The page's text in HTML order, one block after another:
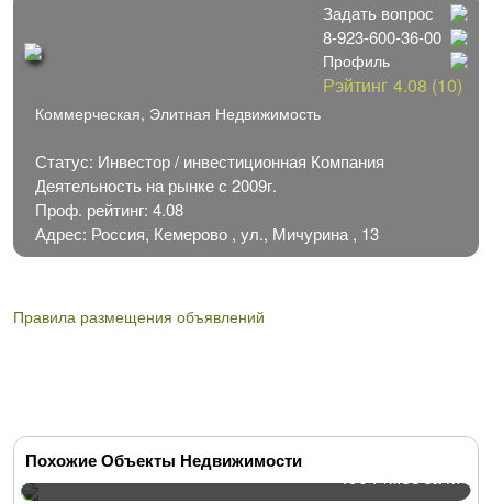
Задать вопрос
8-923-600-36-00
Профиль
Рэйтинг 4.08 (10)
Коммерческая, Элитная Недвижимость
Статус: Инвестор / инвестиционная Компания
Деятельность на рынке с 2009г.
Проф. рейтинг: 4.08
Адрес: Россия, Кемерово , ул., Мичурина , 13
Правила размещения объявлений
Похожие Объекты Недвижимости
490 /мес за М²